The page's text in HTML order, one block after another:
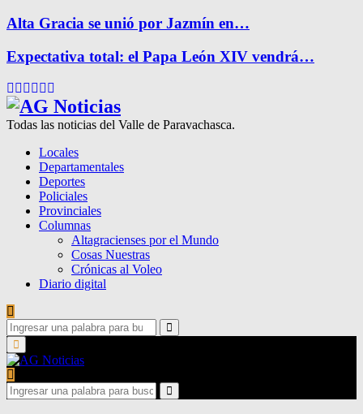
Alta Gracia se unió por Jazmín en…
Expectativa total: el Papa León XIV vendrá…
Facebook
Twitter
Instagram
Pinterest
Google
Todas las noticias del Valle de Paravachasca.
Locales
Departamentales
Deportes
Policiales
Provinciales
Columnas
Altagracienses por el Mundo
Cosas Nuestras
Crónicas al Voleo
Diario digital
Search
for:
Search
Primary
Menu
Search
for:
Search